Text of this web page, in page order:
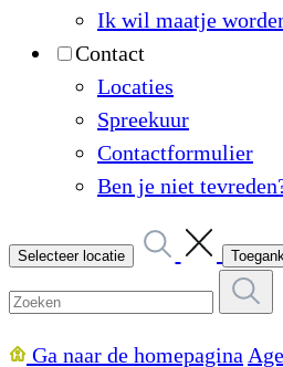
Ik wil maatje
Contact
Locaties
Spreekuur
Contactformulier
Ben je niet
Selecteer locatie
Ga naar de homepagina